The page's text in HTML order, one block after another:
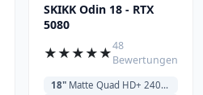
SKIKK Odin 18 - RTX
5080
★★★★★48
Bewertungen
18" Matte Quad HD+ 240Hz (2560x1600)